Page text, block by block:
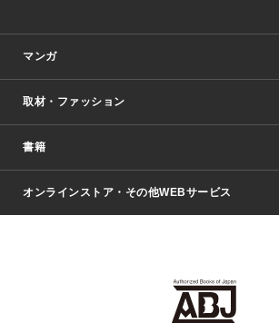
マンガ
少年マンガ
Vジャンプ
週刊ヤングジャンプ
少女マンガ
取材・ファッション
Seventeen
芸能・情報・スポーツ
書籍
文芸・文庫・総合
ライトノベル・ノベライズ
オンラインストア・その他WEBサービス
SHUEISHA MANGA-ART HERITAGE